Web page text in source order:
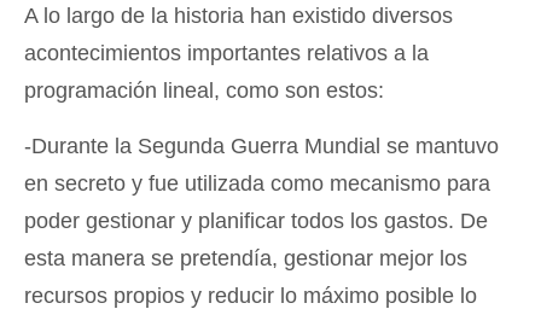
A lo largo de la historia han existido diversos
acontecimientos importantes relativos a la
programación lineal, como son estos:
-Durante la Segunda Guerra Mundial se mantuvo
en secreto y fue utilizada como mecanismo para
poder gestionar y planificar todos los gastos. De
esta manera se pretendía, gestionar mejor los
recursos propios y reducir lo máximo posible lo